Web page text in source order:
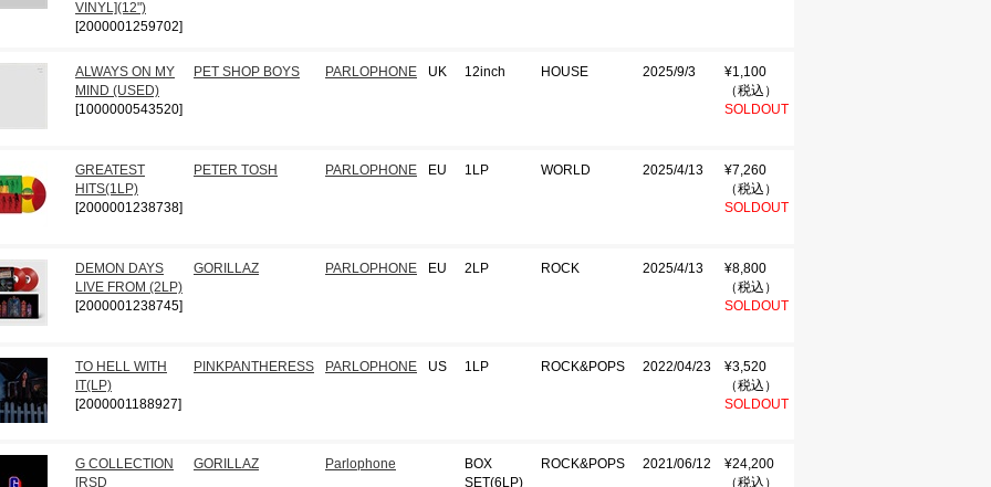
VINYL](12")
[2000001259702]
ALWAYS ON MY
MIND (USED)
[1000000543520]
PET SHOP BOYS PARLOPHONE UK 12inch HOUSE 2025/9/3
¥1,100
（税込）
SOLDOUT
GREATEST
HITS(1LP)
[2000001238738]
PETER TOSH PARLOPHONE EU 1LP WORLD 2025/4/13
¥7,260
（税込）
SOLDOUT
DEMON DAYS
LIVE FROM (2LP)
[2000001238745]
GORILLAZ PARLOPHONE EU 2LP ROCK 2025/4/13
¥8,800
（税込）
SOLDOUT
TO HELL WITH
IT(LP)
[2000001188927]
PINKPANTHERESS PARLOPHONE US 1LP ROCK&POPS 2022/04/23
¥3,520
（税込）
SOLDOUT
G COLLECTION
[RSD
GORILLAZ Parlophone
BOX
SET(6LP)
ROCK&POPS 2021/06/12
¥24,200
（税込）